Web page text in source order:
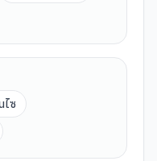
ไซ